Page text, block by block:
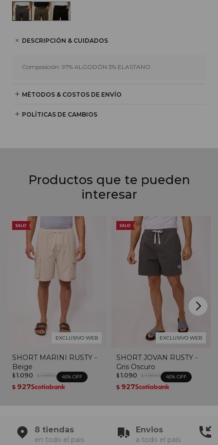
DESCRIPCIÓN & CUIDADOS
Composición: 97% ALGODÓN 3% ELASTANO
MÉTODOS & COSTOS DE ENVÍO
POLÍTICAS DE CAMBIOS
Productos que te pueden
interesar
EXCLUSIVO WEB
SHORT MARINI RUSTY -
Beige
$ 1.090 $ 1.990 45
$ 927
EXCLUSIVO WEB
SHORT JOVAN RUSTY -
Gris Oscuro
$ 1.090 $ 1.990 45
$ 927
8 tiendas
en todo el pais
Envios
a todo el país